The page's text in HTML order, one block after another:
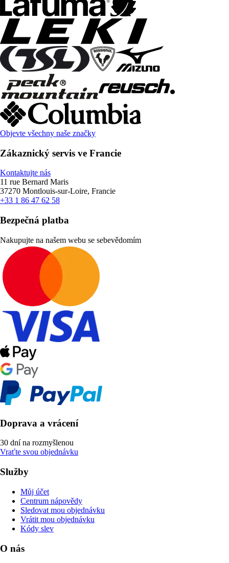
Objevte všechny naše značky
Zákaznický servis ve Francie
Kontaktujte nás
11 rue Bernard Maris
37270 Montlouis-sur-Loire, Francie
+33 1 86 47 62 58
Bezpečná platba
Nakupujte na našem webu se sebevědomím
Doprava a vrácení
30 dní na rozmyšlenou
Vraťte svou objednávku
Služby
Můj účet
Centrum nápovědy
Sledovat mou objednávku
Vrátit mou objednávku
Kódy slev
O nás